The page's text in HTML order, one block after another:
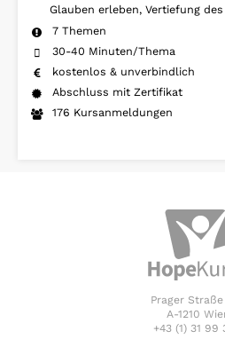
Glauben erleben, Vertiefung
7 Themen
30-40 Minuten/Thema
kostenlos & unverbindlich
Abschluss mit Zertifikat
176 Kursanmeldungen
Prager
A-1210
+43 (1) 31 99